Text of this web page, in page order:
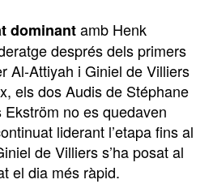
dominantamb Henk
després dels primers
Al-Attiyah i Giniel de Villiers
els dos Audis de Stéphane
no es quedaven
liderant l’etapa fins al
de Villiers s’ha posat al
el dia més ràpid.